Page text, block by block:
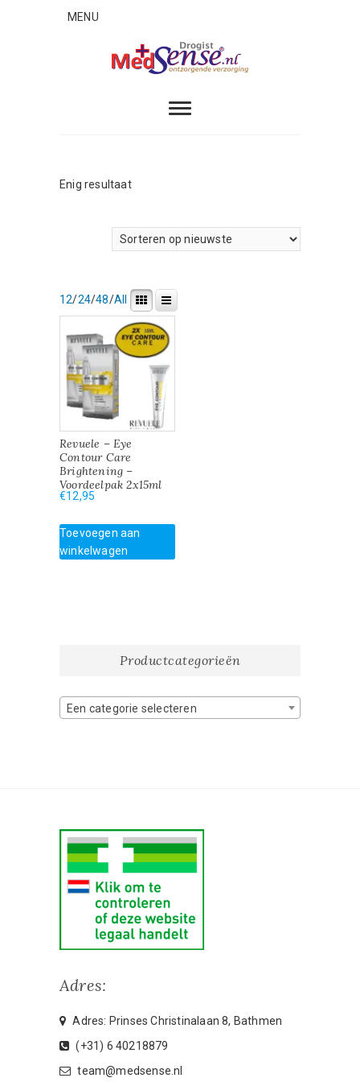
MENU
Enig resultaat
12/24/48/All
Revuele – Eye
Contour Care
Brightening –
Voordeelpak 2x15ml
€12,95
Toevoegen aan
winkelwagen
Productcategorieën
Een categorie selecteren
Adres:
Adres: Prinses Christinalaan 8, Bathmen
(+31) 6 40218879
team@medsense.nl